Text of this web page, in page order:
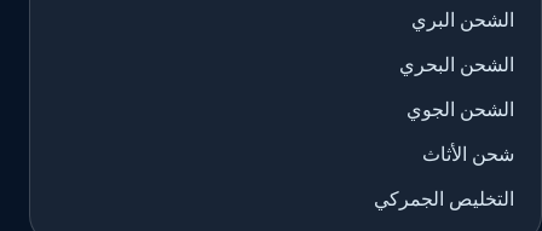
الشحن البري
الشحن البحري
الشحن الجوي
شحن الأثاث
التخليص الجمركي